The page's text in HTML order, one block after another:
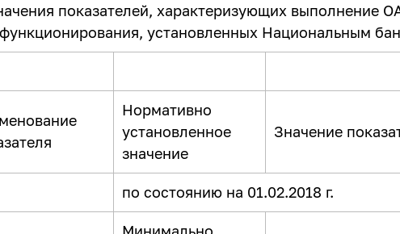
показателей, характеризующих выполнение
функционирования, установленных Национальным
Нормативно
установленное
значение
Значение
по состоянию на 01.02.2018 г.